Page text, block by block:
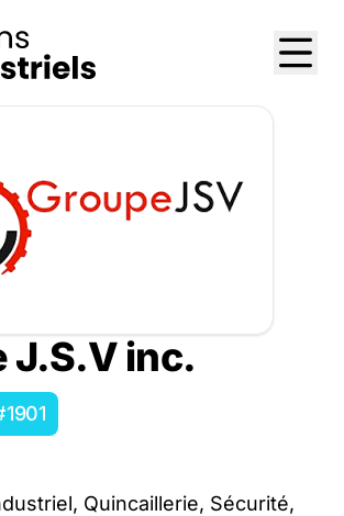
J.S.V inc.
Quincaillerie, Sécurité,